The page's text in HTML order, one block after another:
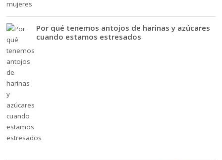
Por qué tenemos antojos de harinas y azúcares
cuando estamos estresados